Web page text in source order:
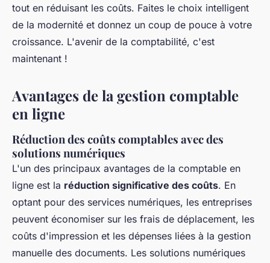
tout en réduisant les coûts. Faites le choix intelligent
de la modernité et donnez un coup de pouce à votre
croissance. L'avenir de la comptabilité, c'est
maintenant !
Avantages de la gestion comptable
en ligne
Réduction des coûts comptables avec des
solutions numériques
L'un des principaux avantages de la comptable en
ligne est la réduction significative des coûts. En
optant pour des services numériques, les entreprises
peuvent économiser sur les frais de déplacement, les
coûts d'impression et les dépenses liées à la gestion
manuelle des documents. Les solutions numériques